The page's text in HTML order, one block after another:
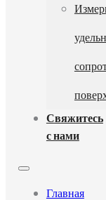
Свяжитесь
с нами
Главная